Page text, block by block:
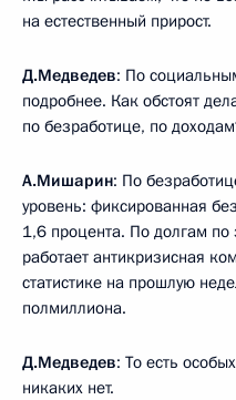
на естественный прирост.
Д.Медведев: По
подробнее. Как обстоят
по безработице, по
А.Мишарин: По
уровень: фиксированная
1,6 процента. По долгам по
работает антикризисная
статистике на прошлую
полмиллиона.
Д.Медведев: То есть
никаких нет.